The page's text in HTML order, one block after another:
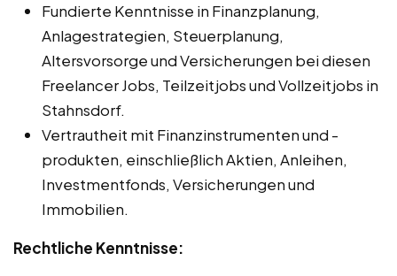
Fundierte Kenntnisse in Finanzplanung,
Anlagestrategien, Steuerplanung,
Altersvorsorge und Versicherungen bei diesen
Freelancer Jobs, Teilzeitjobs und Vollzeitjobs in
Stahnsdorf.
Vertrautheit mit Finanzinstrumenten und -
produkten, einschließlich Aktien, Anleihen,
Investmentfonds, Versicherungen und
Immobilien.
Rechtliche Kenntnisse: